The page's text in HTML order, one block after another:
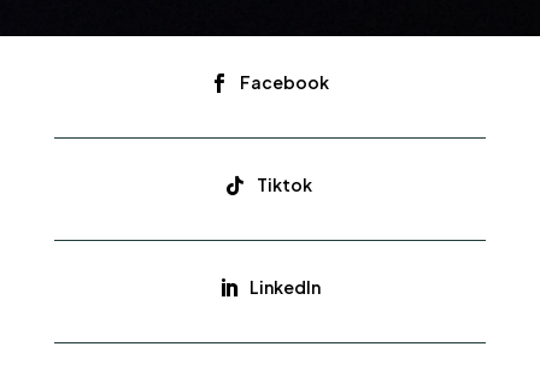
 Facebook
 Tiktok
 LinkedIn